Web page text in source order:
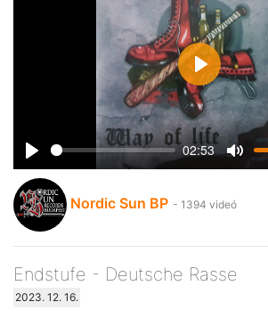
Play
02:53
Mute
Play
Nordic Sun BP - 1394 videó
Endstufe - Deutsche Rasse
2023. 12. 16.